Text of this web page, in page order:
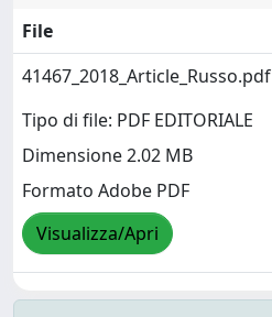
File
41467_2018_Article_Russo.pdf
Tipo di file: PDF EDITORIALE
Dimensione 2.02 MB
Formato Adobe PDF
Visualizza/Apri